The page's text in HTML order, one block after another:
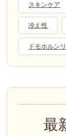
スキンケア
冷え性
ドモホルン
最